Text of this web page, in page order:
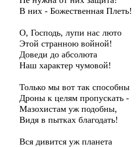
В них - Божественная Плеть!
О, Господь, лупи нас люто
Этой странною войной!
Доведи до абсолюта
Наш характер чумовой!
Только мы вот так способны
Дроны к целям пропускать -
Мазохистам уж подобны,
Видя в пытках благодать!
Вся дивится уж планета